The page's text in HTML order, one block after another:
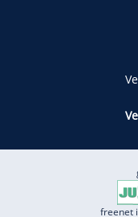
freenet